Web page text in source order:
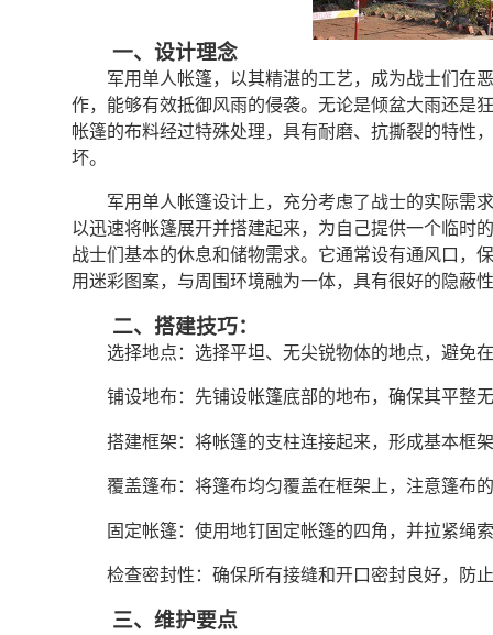
一、设计理念
军用单人帐篷，以其精湛的工艺，成为战士们在
作，能够有效抵御风雨的侵袭。无论是倾盆大雨还是
帐篷的布料经过特殊处理，具有耐磨、抗撕裂的特性
坏。
军用单人帐篷设计上，充分考虑了战士的实际需
以迅速将帐篷展开并搭建起来，为自己提供一个临时
战士们基本的休息和储物需求。它通常设有通风口，
用迷彩图案，与周围环境融为一体，具有很好的隐蔽
二、搭建技巧：
选择地点：选择平坦、无尖锐物体的地点，避免
铺设地布：先铺设帐篷底部的地布，确保其平整
搭建框架：将帐篷的支柱连接起来，形成基本框
覆盖篷布：将篷布均匀覆盖在框架上，注意篷布
固定帐篷：使用地钉固定帐篷的四角，并拉紧绳
检查密封性：确保所有接缝和开口密封良好，防
三、维护要点